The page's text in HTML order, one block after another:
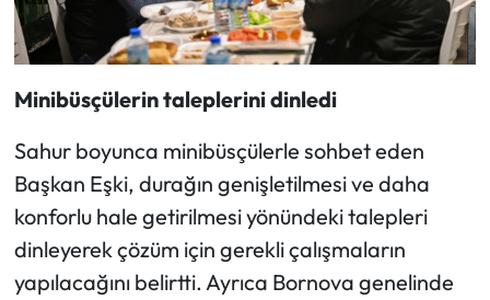
Minibüsçülerin taleplerini dinledi
Sahur boyunca minibüsçülerle sohbet eden
Başkan Eşki, durağın genişletilmesi ve daha
konforlu hale getirilmesi yönündeki talepleri
dinleyerek çözüm için gerekli çalışmaların
yapılacağını belirtti. Ayrıca Bornova genelinde